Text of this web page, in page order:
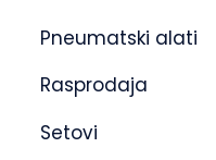
Pneumatski alati
Rasprodaja
Setovi